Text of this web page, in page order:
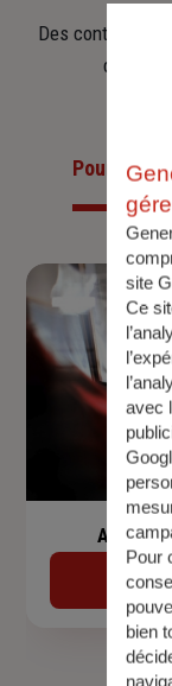
Des contrats
Pour les
site
Ce
avec
Pour
bien